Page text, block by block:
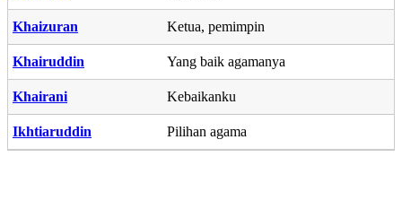
Khaizuran Ketua, pemimpin
Khairuddin Yang baik agamanya
Khairani Kebaikanku
Ikhtiaruddin Pilihan agama